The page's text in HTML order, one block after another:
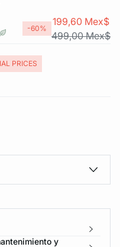
-60%
199,60 Mex$
499,00 Mex$
PRICES
y